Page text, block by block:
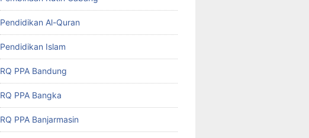
Pendidikan Al-Quran
Pendidikan Islam
RQ PPA Bandung
RQ PPA Bangka
RQ PPA Banjarmasin